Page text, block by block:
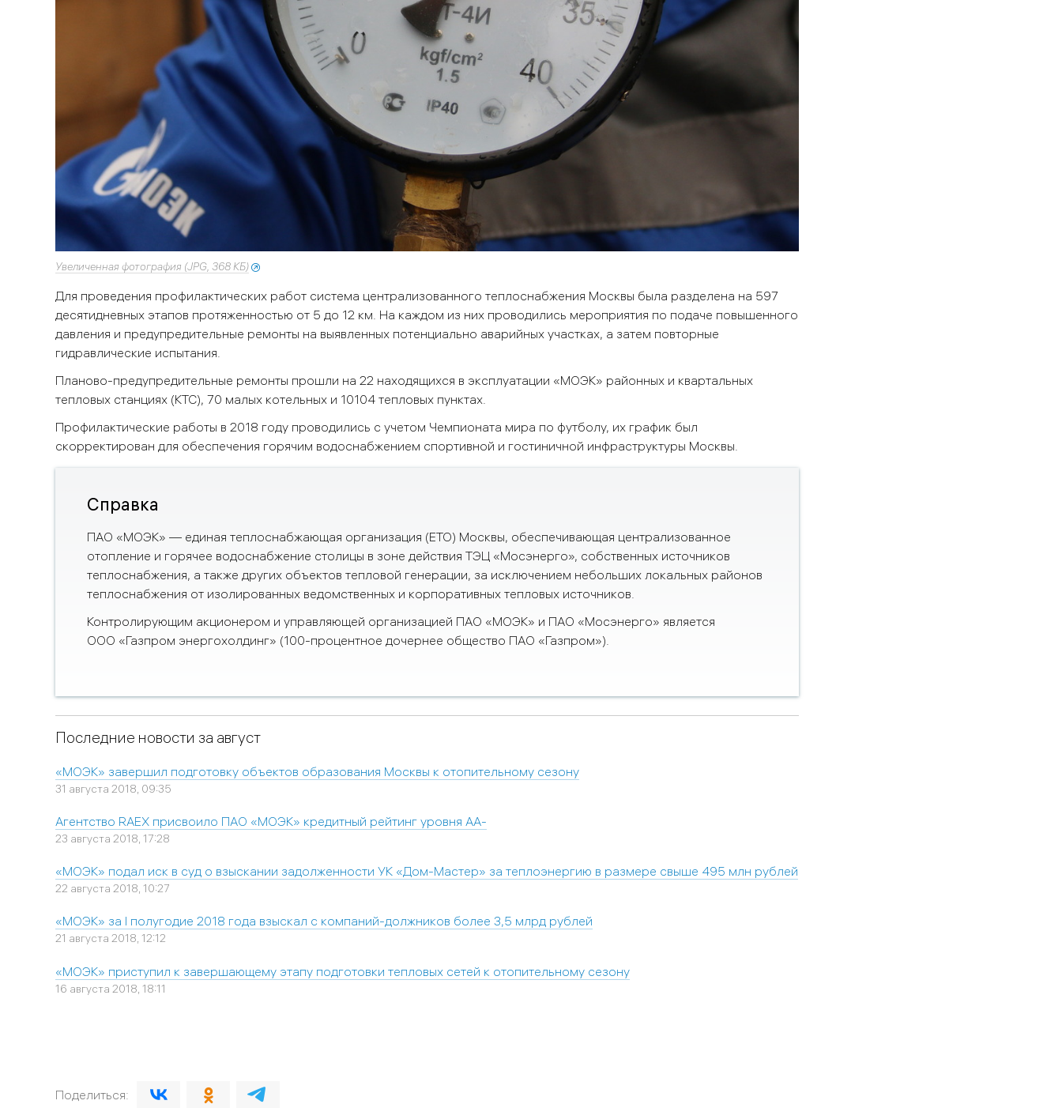
Увеличенная фотография (JPG, 368 КБ)
Для проведения профилактических работ система централизованного теплоснабжения Москвы была разделена на 597
десятидневных этапов протяженностью от 5 до 12 км. На каждом из них проводились мероприятия по подаче повышенного
давления и предупредительные ремонты на выявленных потенциально аварийных участках, а затем повторные
гидравлические испытания.
Планово-предупредительные ремонты прошли на 22 находящихся в эксплуатации «МОЭК» районных и квартальных
тепловых станциях (КТС), 70 малых котельных и 10104 тепловых пунктах.
Профилактические работы в 2018 году проводились с учетом Чемпионата мира по футболу, их график был
скорректирован для обеспечения горячим водоснабжением спортивной и гостиничной инфраструктуры Москвы.
Справка
ПАО «МОЭК» — единая теплоснабжающая организация (ЕТО) Москвы, обеспечивающая централизованное
отопление и горячее водоснабжение столицы в зоне действия ТЭЦ «Мосэнерго», собственных источников
теплоснабжения, а также других объектов тепловой генерации, за исключением небольших локальных районов
теплоснабжения от изолированных ведомственных и корпоративных тепловых источников.
Контролирующим акционером и управляющей организацией ПАО «МОЭК» и ПАО «Мосэнерго» является
ООО «Газпром энергохолдинг» (100-процентное дочернее общество ПАО «Газпром»).
Последние новости за август
«МОЭК» завершил подготовку объектов образования Москвы к отопительному сезону
31 августа 2018, 09:35
Агентство RAEX присвоило ПАО «МОЭК» кредитный рейтинг уровня AA-
23 августа 2018, 17:28
«МОЭК» подал иск в суд о взыскании задолженности УК «Дом-Мастер» за теплоэнергию в размере свыше 495 млн рублей
22 августа 2018, 10:27
«МОЭК» за I полугодие 2018 года взыскал с компаний-должников более 3,5 млрд рублей
21 августа 2018, 12:12
«МОЭК» приступил к завершающему этапу подготовки тепловых сетей к отопительному сезону
16 августа 2018, 18:11
Поделиться: